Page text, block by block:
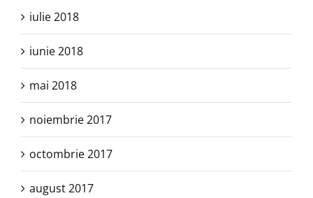
iulie 2018
iunie 2018
mai 2018
noiembrie 2017
octombrie 2017
august 2017